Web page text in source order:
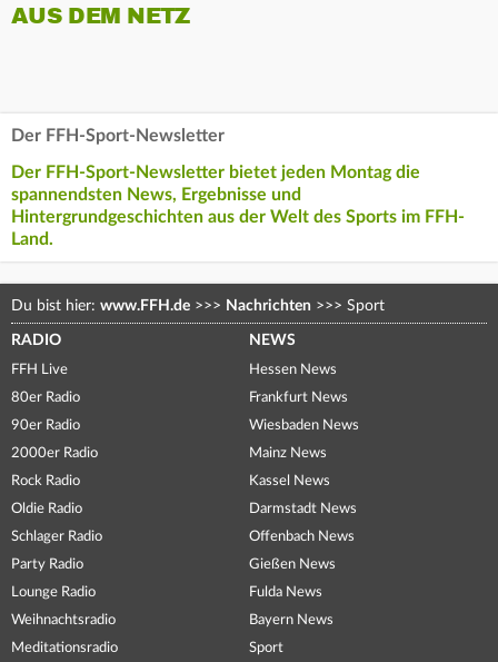
AUS DEM NETZ
Der FFH-Sport-Newsletter
Der FFH-Sport-Newsletter bietet jeden Montag die
spannendsten News, Ergebnisse und
Hintergrundgeschichten aus der Welt des Sports im FFH-
Land.
Du bist hier: www.FFH.de >>> Nachrichten >>> Sport
RADIO
FFH Live
80er Radio
90er Radio
2000er Radio
Rock Radio
Oldie Radio
Schlager Radio
Party Radio
Lounge Radio
Weihnachtsradio
Meditationsradio
NEWS
Hessen News
Frankfurt News
Wiesbaden News
Mainz News
Kassel News
Darmstadt News
Offenbach News
Gießen News
Fulda News
Bayern News
Sport